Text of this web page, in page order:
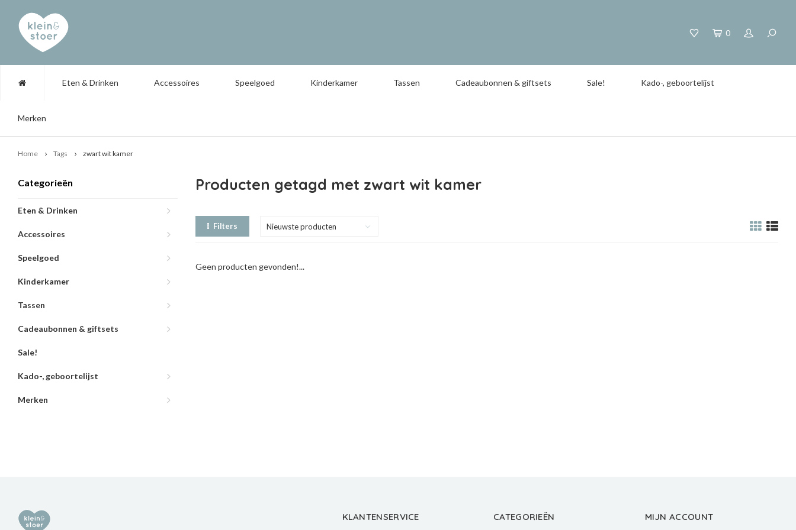
0
Eten & Drinken Accessoires Speelgoed Kinderkamer Tassen Cadeaubonnen & giftsets Sale! Kado-, geboortelijst
Merken
Home Tags zwart wit kamer
Categorieën
Eten & Drinken
Accessoires
Speelgoed
Kinderkamer
Tassen
Cadeaubonnen & giftsets
Sale!
Kado-, geboortelijst
Merken
Producten getagd met zwart wit kamer
Filters Nieuwste producten
Geen producten gevonden!...
KLANTENSERVICE CATEGORIEËN MIJN ACCOUNT